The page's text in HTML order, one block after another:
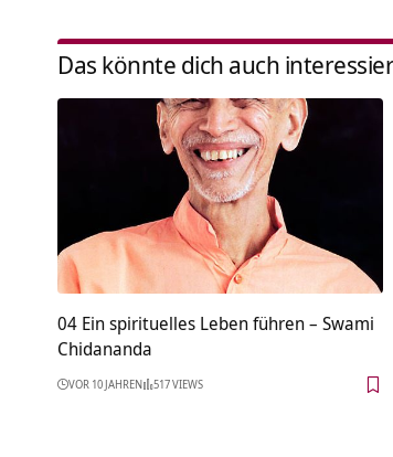
Das könnte dich auch
04 Ein spirituelles Leben führen – Swami
Chidananda
VOR 10 JAHREN 517 VIEWS